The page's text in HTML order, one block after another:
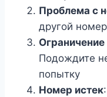
Проблема с
другой
Подождите
попытку
Номер истек